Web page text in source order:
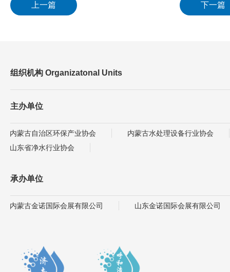
上一篇 下一篇
组织机构 Organizatonal Units
主办单位
内蒙古自治区环保产业协会
内蒙古水处理设备行业协会
山东省净水行业协会
承办单位
内蒙古金诺国际会展有限公司 山东金诺国际会展有限公司